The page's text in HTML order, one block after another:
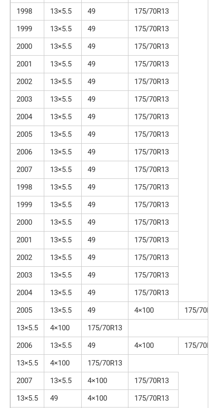
1998 13×5.5 49
175/70R13
1999
13×5.5 49
175/70R13
2000
13×5.5 49
175/70R13
2001
13×5.5 49
175/70R13
2002
13×5.5 49
175/70R13
2003
13×5.5 49
175/70R13
2004
13×5.5 49
175/70R13
2005
13×5.5 49
175/70R13
2006
13×5.5 49
175/70R13
2007
13×5.5 49
175/70R13
1998
13×5.5 49
175/70R13
1999
13×5.5 49
175/70R13
2000
13×5.5 49
175/70R13
2001
13×5.5 49
175/70R13
2002
13×5.5 49
175/70R13
2003
13×5.5 49
175/70R13
2004
13×5.5 49
175/70R13
2005
13×5.5 49 4×100
175/
13×5.5
4×100
175/70R13
2006
13×5.5 49 4×100
175/
13×5.5
4×100
175/70R13
2007
13×5.5 4×100
175/70R13
13×5.5
49 4×100
175/70R13